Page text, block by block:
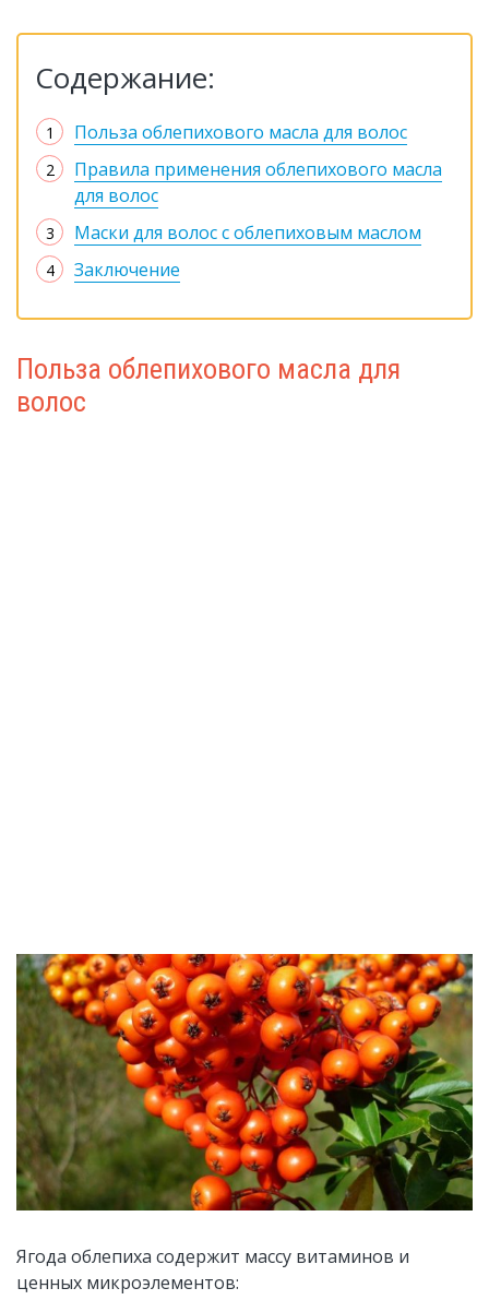
Содержание:
Польза облепихового масла для волос
Правила применения облепихового масла
для волос
Маски для волос с облепиховым маслом
Заключение
Польза облепихового масла для
волос
Ягода облепиха содержит массу витаминов и
ценных микроэлементов: